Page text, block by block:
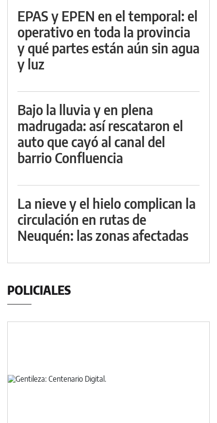
EPAS y EPEN en el temporal: el
operativo en toda la provincia
y qué partes están aún sin agua
y luz
Bajo la lluvia y en plena
madrugada: así rescataron el
auto que cayó al canal del
barrio Confluencia
La nieve y el hielo complican la
circulación en rutas de
Neuquén: las zonas afectadas
POLICIALES